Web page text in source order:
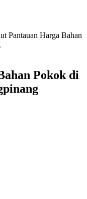
Pantauan Harga Bahan
Pokok di